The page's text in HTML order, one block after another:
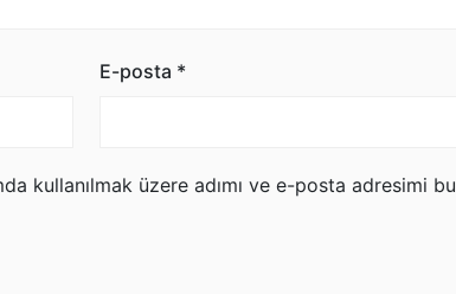
E-posta *
kullanılmak üzere adımı ve e-posta adresimi bu